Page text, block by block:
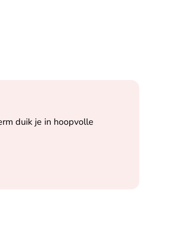
duik je in hoopvolle